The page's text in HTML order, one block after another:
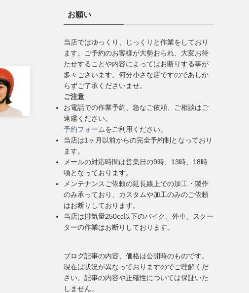
お願い
当店ではゆっくり、じっくりと作業をしており
ます。ご予約のお客様が大勢おられ、大変お待
たせすることや内容によってはお断りする事が
多々ございます。何分小さな店ですのであしか
らずご了承くださいませ。
ご注意
お電話での作業予約、急なご依頼、ご相談はご
遠慮ください。
予約フォームをご利用ください。
当店は1ヶ月以前からの完全予約制となっており
ます。
メールの対応時間は営業日の9時、13時、18時
頃となっております。
メンテナンスご依頼の延長線上での加工・製作
のみ承っており、カスタムや加工のみのご依頼
はお断りしております。
当店は排気量250cc以下のバイク、外車、スクー
ターの作業はお断りしております。
ブログ記事の内容、価格は公開時のものです。
現在は状況が異なっておりますのでご理解くだ
さい。記事の内容や正確性については保証いた
しません。